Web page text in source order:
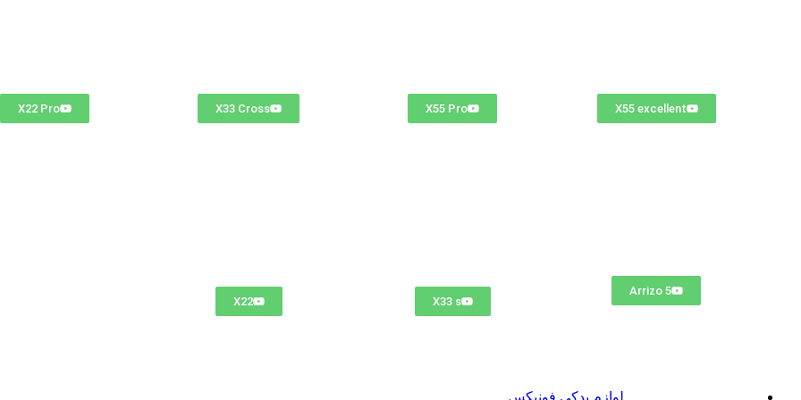
X55 excellent
Arrizo 5
X55 Pro
X33 s
X33 Cross
X22
X22 Pro
لوازم یدکی فونیکس